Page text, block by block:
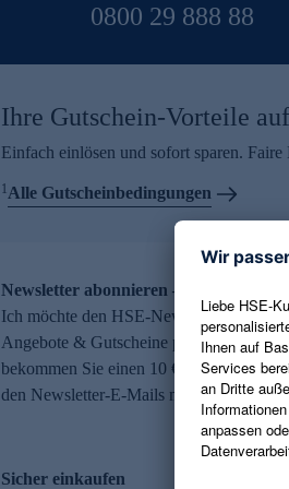
0800 29 888 88
Ihre Gutschein-Vorteile
Einfach einlösen und sofort sparen.
1Alle Gutscheinbedingungen
Newsletter abonnieren – 10 €
Ich möchte den HSE-Newsletter
Angebote & Gutscheine per E-Mail
bekommen Sie einen 10 € Gutschein.
den Newsletter-E-Mails möglich.
Sicher einkaufen